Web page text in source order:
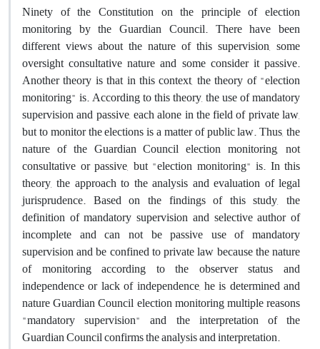
Ninety of the Constitution on the principle of election
monitoring by the Guardian Council. There have been
different views about the nature of this supervision, some
oversight consultative nature and some consider it passive.
Another theory is that in this context, the theory of "election
monitoring" is. According to this theory, the use of mandatory
supervision and passive, each alone in the field of private law,
but to monitor the elections is a matter of public law. Thus, the
nature of the Guardian Council election monitoring, not
consultative or passive, but "election monitoring" is. In this
theory, the approach to the analysis and evaluation of legal
jurisprudence. Based on the findings of this study, the
definition of mandatory supervision and selective author of
incomplete and can not be passive use of mandatory
supervision and be confined to private law because the nature
of monitoring according to the observer status and
independence or lack of independence, he is determined and
nature Guardian Council election monitoring multiple reasons
"mandatory supervision" and the interpretation of the
Guardian Council confirms the analysis and interpretation.